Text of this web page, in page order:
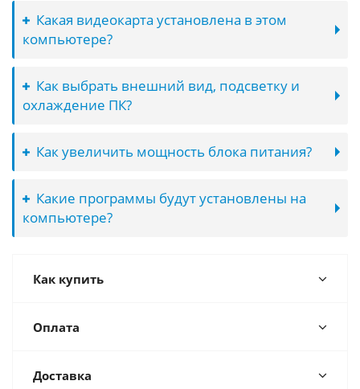
Какая видеокарта установлена в этом
компьютере?
Как выбрать внешний вид, подсветку и
охлаждение ПК?
Как увеличить мощность блока питания?
Какие программы будут установлены на
компьютере?
Как купить
Оплата
Доставка